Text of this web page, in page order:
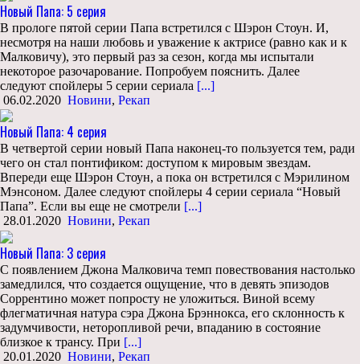
Новый Папа: 5 серия
В прологе пятой серии Папа встретился с Шэрон Стоун. И,
несмотря на наши любовь и уважение к актрисе (равно как и к
Малковичу), это первый раз за сезон, когда мы испытали
некоторое разочарование. Попробуем пояснить. Далее
следуют спойлеры 5 серии сериала [...]
06.02.2020 Новини, Рекап
Новый Папа: 4 серия
В четвертой серии новый Папа наконец-то пользуется тем, ради
чего он стал понтификом: доступом к мировым звездам.
Впереди еще Шэрон Стоун, а пока он встретился с Мэрилином
Мэнсоном. Далее следуют спойлеры 4 серии сериала “Новый
Папа”. Если вы еще не смотрели [...]
28.01.2020 Новини, Рекап
Новый Папа: 3 серия
С появлением Джона Малковича темп повествования настолько
замедлился, что создается ощущение, что в девять эпизодов
Соррентино может попросту не уложиться. Виной всему
флегматичная натура сэра Джона Брэннокса, его склонность к
задумчивости, неторопливой речи, впаданию в состояние
близкое к трансу. При [...]
20.01.2020 Новини, Рекап